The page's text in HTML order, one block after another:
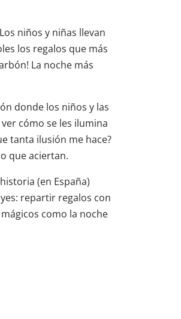
niños y niñas llevan
los regalos que más
La noche más
donde los niños y las
cómo se les ilumina
tanta ilusión me hace?
que aciertan.
(en España)
repartir regalos con
como la noche